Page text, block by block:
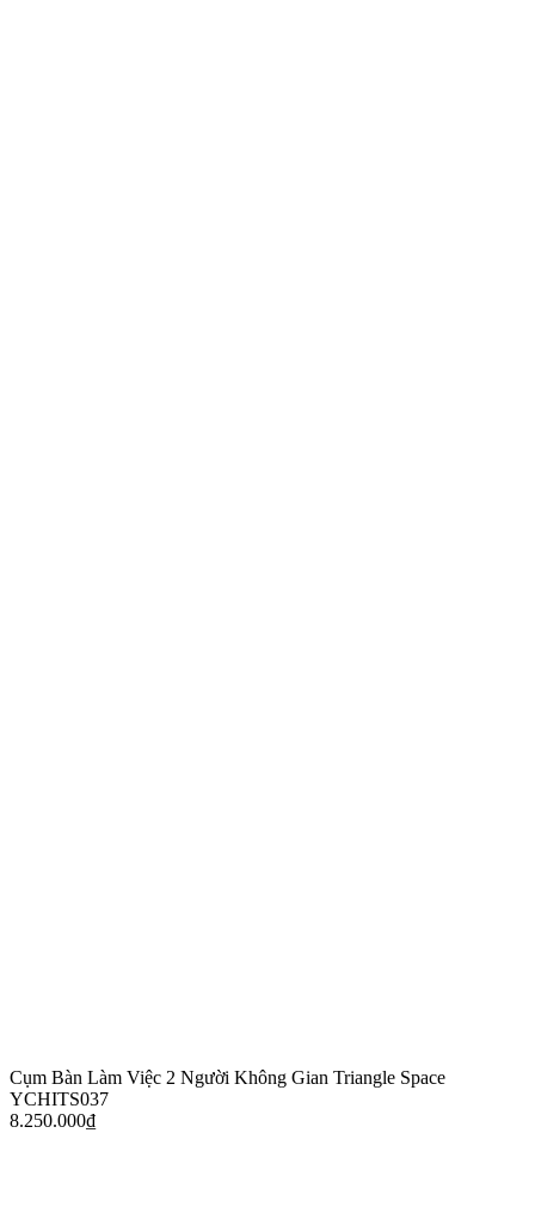
Cụm Bàn Làm Việc 2 Người Không Gian Triangle Space
YCHITS037
8.250.000₫